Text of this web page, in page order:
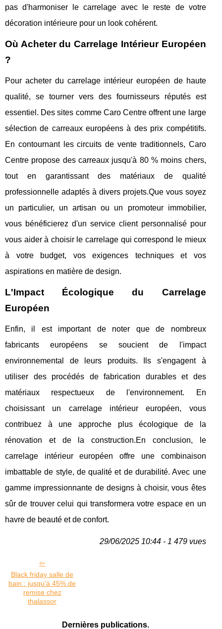
pas d'harmoniser le carrelage avec le reste de votre
décoration intérieure pour un look cohérent.
Où Acheter du Carrelage Intérieur Européen
?
Pour acheter du carrelage intérieur européen de haute
qualité, se tourner vers des fournisseurs réputés est
essentiel. Des sites comme Caro Centre offrent une large
sélection de carreaux européens à des prix compétitifs.
En contournant les circuits de vente traditionnels, Caro
Centre propose des carreaux jusqu'à 80 % moins chers,
tout en garantissant des matériaux de qualité
professionnelle adaptés à divers projets.Que vous soyez
un particulier, un artisan ou un promoteur immobilier,
vous bénéficierez d'un service client personnalisé pour
vous aider à choisir le carrelage qui correspond le mieux
à votre budget, vos exigences techniques et vos
aspirations en matière de design.
L'Impact Écologique du Carrelage
Européen
Enfin, il est important de noter que de nombreux
fabricants européens se soucient de l'impact
environnemental de leurs produits. Ils s'engagent à
utiliser des procédés de fabrication durables et des
matériaux respectueux de l'environnement. En
choisissant un carrelage intérieur européen, vous
contribuez à une approche plus écologique de la
rénovation et de la construction.En conclusion, le
carrelage intérieur européen offre une combinaison
imbattable de style, de qualité et de durabilité. Avec une
gamme impressionnante de designs à choisir, vous êtes
sûr de trouver celui qui transformera votre espace en un
havre de beauté et de confort.
29/06/2025 10:44 - 1 479 vues
Black friday salle de
bain : jusqu'à 45% de
remise chez
thalassor
Dernières publications.